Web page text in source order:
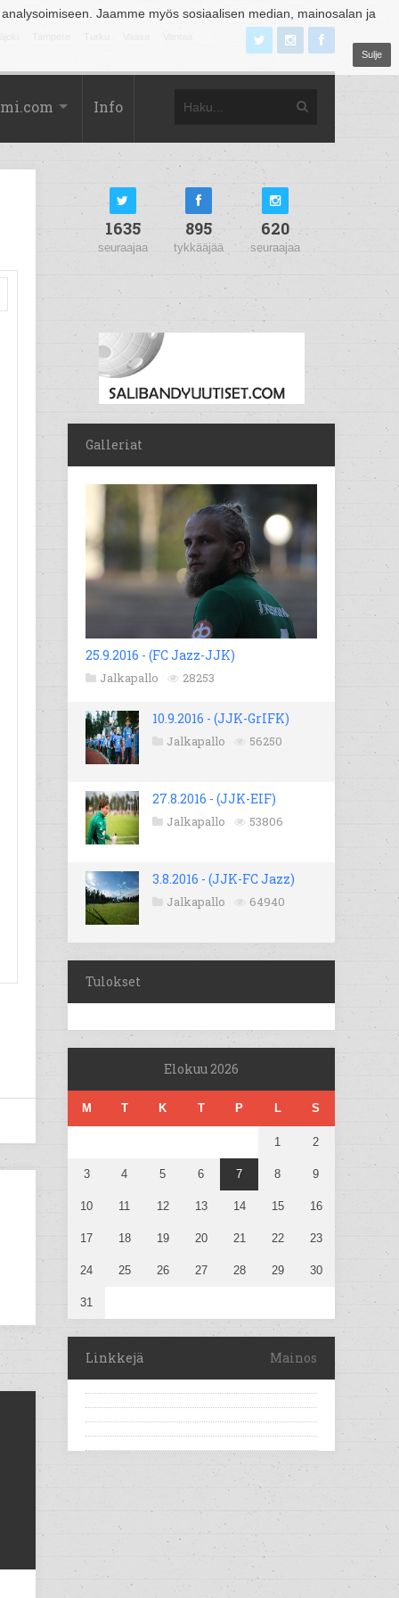
Jaamme myös sosiaalisen median, mainosalan ja
Sulje
Info
1635
seuraajaa
895
tykkääjää
620
seuraajaa
Galleriat
25.9.2016 - (FC Jazz-JJK)
Jalkapallo 28253
10.9.2016 - (JJK-GrIFK)
Jalkapallo 56250
27.8.2016 - (JJK-EIF)
Jalkapallo 53806
3.8.2016 - (JJK-FC Jazz)
Jalkapallo 64940
Tulokset
Elokuu 2026
M T K T P L S
1 2
3 4 5 6 7 8 9
10 11 12 13 14 15 16
17 18 19 20 21 22 23
24 25 26 27 28 29 30
31
Linkkejä Mainos